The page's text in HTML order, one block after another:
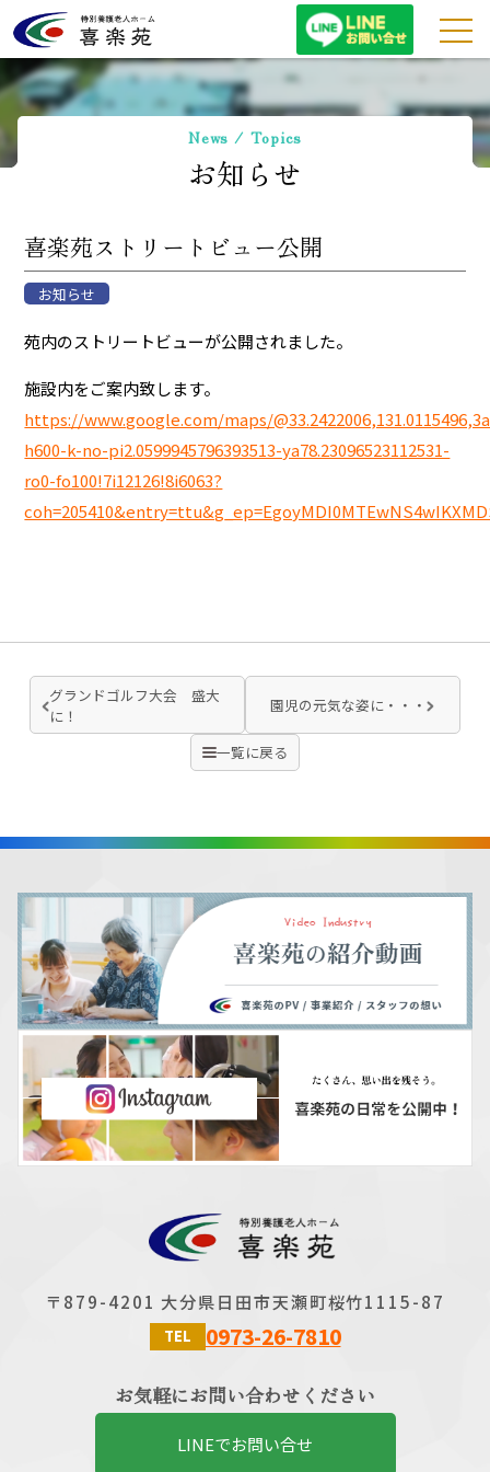
特別養護老人ホーム喜
News / Topics
お知らせ
喜楽苑ストリートビュー公開
お知らせ
苑内のストリートビューが公開されました。
施設内をご案内致します。
https://www.google.com/maps/
h600-k-no-pi2.0599945796393513-ya78.23096523112531-
ro0-fo100!7i12126!8i6063?
一覧に戻る
グランドゴルフ大会 盛大
に！
園児の元気な姿に・・・
〒879-4201 大分県日田市天瀬町桜竹1115-87
TEL 0973-26-7810
お気軽にお問い合わせください
LINEでお問い合せ